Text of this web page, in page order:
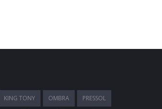
KING TONY OMBRA PRESSOL